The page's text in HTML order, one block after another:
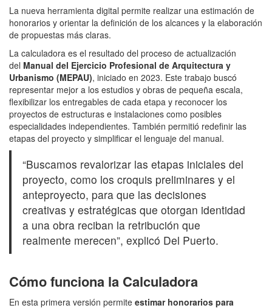
La nueva herramienta digital permite realizar una estimación de
honorarios y orientar la definición de los alcances y la elaboración
de propuestas más claras.
La calculadora es el resultado del proceso de actualización
del Manual del Ejercicio Profesional de Arquitectura y
Urbanismo (MEPAU), iniciado en 2023. Este trabajo buscó
representar mejor a los estudios y obras de pequeña escala,
flexibilizar los entregables de cada etapa y reconocer los
proyectos de estructuras e instalaciones como posibles
especialidades independientes. También permitió redefinir las
etapas del proyecto y simplificar el lenguaje del manual.
“Buscamos revalorizar las etapas iniciales del
proyecto, como los croquis preliminares y el
anteproyecto, para que las decisiones
creativas y estratégicas que otorgan identidad
a una obra reciban la retribución que
realmente merecen”, explicó Del Puerto.
Cómo funciona la Calculadora
En esta primera versión permite estimar honorarios para